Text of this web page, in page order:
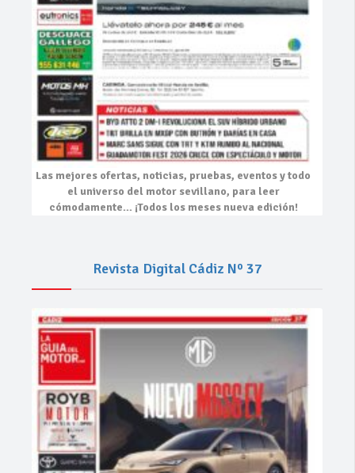
Las mejores ofertas, noticias, pruebas, eventosy todo
el universo del motor sevillano, para leer
cómodamente… ¡Todos los meses nueva edición!
Revista Digital Cádiz Nº 37